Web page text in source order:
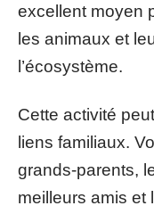
excellent moyen
les animaux et
l’écosystème.
Cette activité
liens familiaux.
grands-parents,
meilleurs amis et